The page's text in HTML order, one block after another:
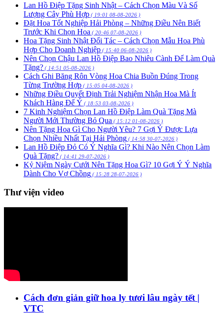
Lan Hồ Điệp Tặng Sinh Nhật – Cách Chọn Màu Và Số
Lượng Cây Phù Hợp ( 19:01 08-08-2026 )
Đặt Hoa Tốt Nghiệp Hải Phòng – Những Điều Nên Biết
Trước Khi Chọn Hoa ( 20:46 07-08-2026 )
Hoa Tặng Sinh Nhật Đối Tác – Cách Chọn Mẫu Hoa Phù
Hợp Cho Doanh Nghiệp ( 15:40 06-08-2026 )
Nên Chọn Chậu Lan Hồ Điệp Bao Nhiêu Cành Để Làm Quà
Tặng? ( 14:51 05-08-2026 )
Cách Ghi Băng Rôn Vòng Hoa Chia Buồn Đúng Trong
Từng Trường Hợp ( 15:05 04-08-2026 )
Những Điều Quyết Định Trải Nghiệm Nhận Hoa Mà Ít
Khách Hàng Để Ý ( 18:53 03-08-2026 )
7 Kinh Nghiệm Chọn Lan Hồ Điệp Làm Quà Tặng Mà
Người Mới Thường Bỏ Qua ( 15:12 01-08-2026 )
Nên Tặng Hoa Gì Cho Người Yêu? 7 Gợi Ý Được Lựa
Chọn Nhiều Nhất Tại Hải Phòng ( 14:58 30-07-2026 )
Lan Hồ Điệp Đỏ Có Ý Nghĩa Gì? Khi Nào Nên Chọn Làm
Quà Tặng? ( 14:41 29-07-2026 )
Kỷ Niệm Ngày Cưới Nên Tặng Hoa Gì? 10 Gợi Ý Ý Nghĩa
Dành Cho Vợ Chồng ( 15:28 28-07-2026 )
Thư viện video
Cách đơn giản giữ hoa ly tươi lâu ngày tết |
VTC